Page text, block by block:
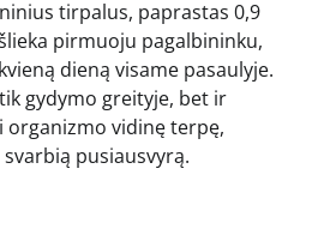
tirpalus, paprastas 0,9
pirmuoju pagalbininku,
dieną visame pasaulyje.
gydymo greityje, bet ir
vidinę terpę,
pusiausvyrą.